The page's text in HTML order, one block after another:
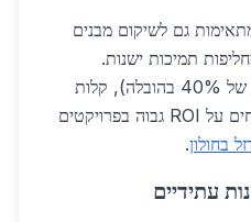
גם לשיקום מבנים
תמיכות ישנות.
יתרונות: משקל נמוך (חיסכון של 40% בהובלה), קלות
נטולת תחזוקה. קבלנים מדווחים על ROI גבוה בפרויקטים
בחולון.
עתידיים